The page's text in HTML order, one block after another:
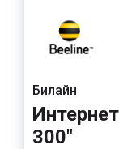
Билайн
300"